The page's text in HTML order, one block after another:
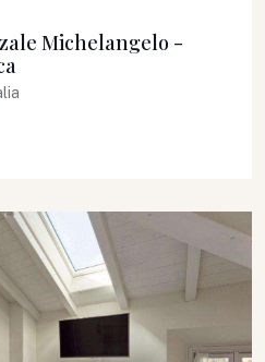
Michelangelo -